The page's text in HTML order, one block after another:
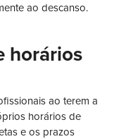
ao descanso.
horários
ao terem a
horários de
e os prazos